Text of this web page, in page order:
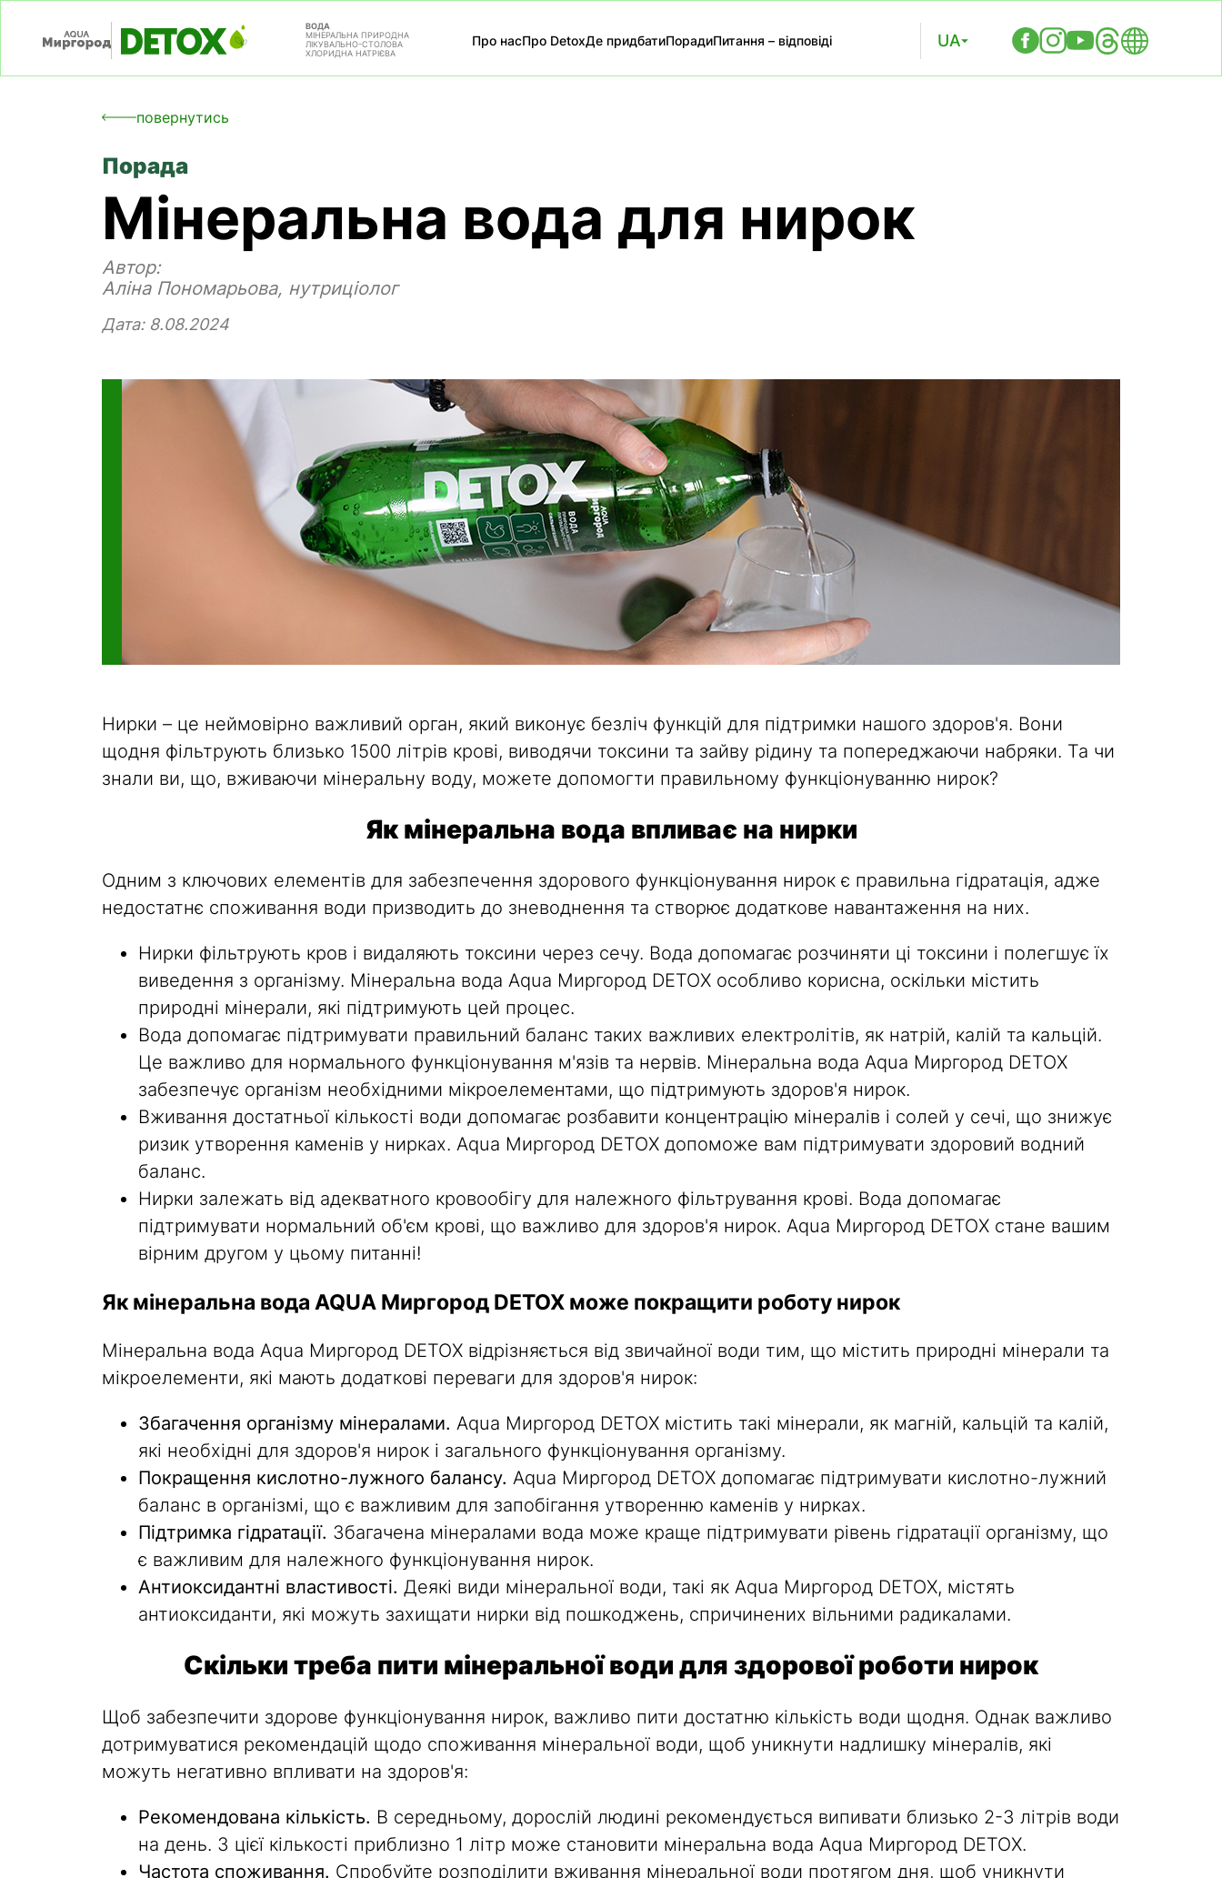
ВОДА
МІНЕРАЛЬНА ПРИРОДНА
ЛІКУВАЛЬНО-СТОЛОВА
ХЛОРИДНА НАТРІЄВА
Про насПро DetoxДе придбатиПорадиПитання – відповіді UA
повернутись
Порада
Мінеральна вода для нирок
Автор:
Аліна Пономарьова, нутриціолог
Дата: 8.08.2024
Нирки – це неймовірно важливий орган, який виконує безліч функцій для підтримки нашого здоров'я. Вони
щодня фільтрують близько 1500 літрів крові, виводячи токсини та зайву рідину та попереджаючи набряки. Та чи
знали ви, що, вживаючи мінеральну воду, можете допомогти правильному функціонуванню нирок?
Як мінеральна вода впливає на нирки
Одним з ключових елементів для забезпечення здорового функціонування нирок є правильна гідратація, адже
недостатнє споживання води призводить до зневоднення та створює додаткове навантаження на них.
Нирки фільтрують кров і видаляють токсини через сечу. Вода допомагає розчиняти ці токсини і полегшує їх
виведення з організму. Мінеральна вода Aqua Миргород DETOX особливо корисна, оскільки містить
природні мінерали, які підтримують цей процес.
Вода допомагає підтримувати правильний баланс таких важливих електролітів, як натрій, калій та кальцій.
Це важливо для нормального функціонування м'язів та нервів. Мінеральна вода Aqua Миргород DETOX
забезпечує організм необхідними мікроелементами, що підтримують здоров'я нирок.
Вживання достатньої кількості води допомагає розбавити концентрацію мінералів і солей у сечі, що знижує
ризик утворення каменів у нирках. Aqua Миргород DETOX допоможе вам підтримувати здоровий водний
баланс.
Нирки залежать від адекватного кровообігу для належного фільтрування крові. Вода допомагає
підтримувати нормальний об'єм крові, що важливо для здоров'я нирок. Aqua Миргород DETOX стане вашим
вірним другом у цьому питанні!
Як мінеральна вода AQUA Миргород DETOX може покращити роботу нирок
Мінеральна вода Aqua Миргород DETOX відрізняється від звичайної води тим, що містить природні мінерали та
мікроелементи, які мають додаткові переваги для здоров'я нирок:
Збагачення організму мінералами. Aqua Миргород DETOX містить такі мінерали, як магній, кальцій та калій,
які необхідні для здоров'я нирок і загального функціонування організму.
Покращення кислотно-лужного балансу. Aqua Миргород DETOX допомагає підтримувати кислотно-лужний
баланс в організмі, що є важливим для запобігання утворенню каменів у нирках.
Підтримка гідратації. Збагачена мінералами вода може краще підтримувати рівень гідратації організму, що
є важливим для належного функціонування нирок.
Антиоксидантні властивості. Деякі види мінеральної води, такі як Aqua Миргород DETOX, містять
антиоксиданти, які можуть захищати нирки від пошкоджень, спричинених вільними радикалами.
Скільки треба пити мінеральної води для здорової роботи нирок
Щоб забезпечити здорове функціонування нирок, важливо пити достатню кількість води щодня. Однак важливо
дотримуватися рекомендацій щодо споживання мінеральної води, щоб уникнути надлишку мінералів, які
можуть негативно впливати на здоров'я:
Рекомендована кількість. В середньому, дорослій людині рекомендується випивати близько 2-3 літрів води
на день. З цієї кількості приблизно 1 літр може становити мінеральна вода Aqua Миргород DETOX.
Частота споживання. Спробуйте розподілити вживання мінеральної води протягом дня, щоб уникнути